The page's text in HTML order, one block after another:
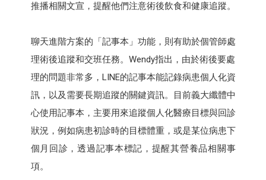
推播相關文宣，提醒他們注意術後飲食和健康追蹤。
聊天進階方案的「記事本」功能，則有助於個管師處
理術後追蹤和交班任務。Wendy指出，由於術後要處
理的問題非常多，LINE的記事本能記錄病患個人化資
訊，以及需要長期追蹤的關鍵資訊。目前義大纖體中
心使用記事本，主要用來追蹤個人化醫療目標與回診
狀況，例如病患初診時的目標體重，或是某位病患下
個月回診，透過記事本標記，提醒其營養品相關事
項。